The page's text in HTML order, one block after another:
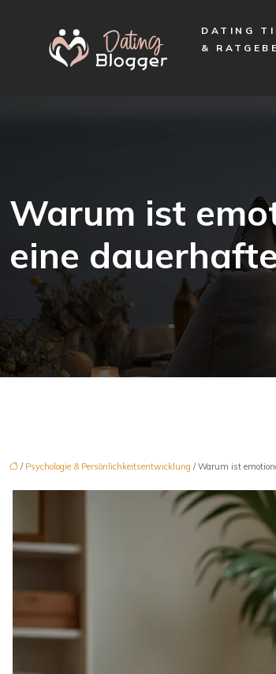
DATING
&
Warum ist
eine
/ Psychologie & Persönlichkeitsentwicklung / Warum ist